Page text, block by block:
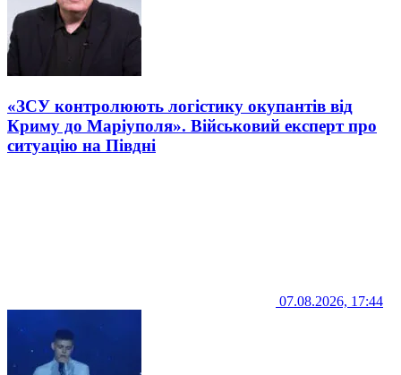
«ЗСУ контролюють логістику окупантів від
Криму до Маріуполя». Військовий експерт про
ситуацію на Півдні
07.08.2026, 17:44